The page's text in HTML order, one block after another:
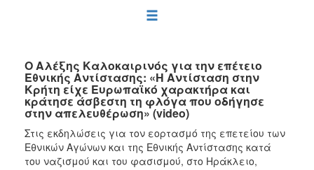
ΕΠΙΣΚΕΠΤΗΣ
ΗΡΑΚΛΕΙΟ
Ο Αλέξης Καλοκαιρινός για την επέτειο
Εθνικής Αντίστασης: «Η Αντίσταση στην
Κρήτη είχε Ευρωπαϊκό χαρακτήρα και
κράτησε άσβεστη τη φλόγα που οδήγησε
στην απελευθέρωση» (video)
Στις εκδηλώσεις για τον εορτασμό της επετείου των
Εθνικών Αγώνων και της Εθνικής Αντίστασης κατά
του ναζισμού και του φασισμού, στο Ηράκλειο,